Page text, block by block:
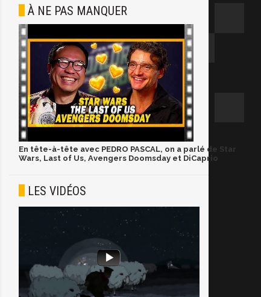
À NE PAS MANQUER
En tête-à-tête avec PEDRO PASCAL, on a parlé de Star
Wars, Last of Us, Avengers Doomsday et DiCaprio
LES VIDÉOS